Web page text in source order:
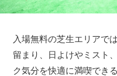
入場無料の芝生エリアで
留まり、日よけやミスト
ク気分を快適に満喫でき